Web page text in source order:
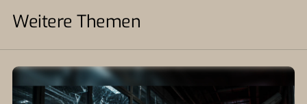
Weitere Themen